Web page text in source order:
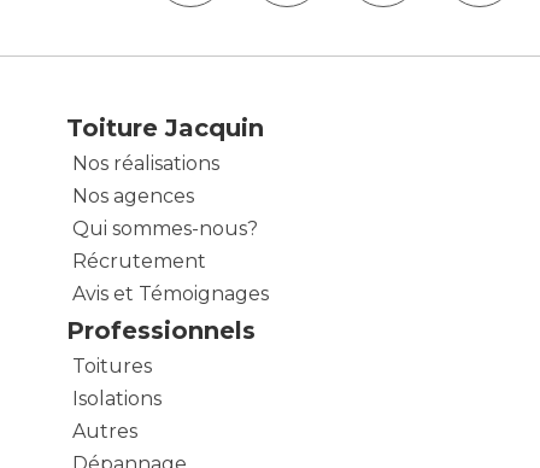
Toiture Jacquin
Nos réalisations
Nos agences
Qui sommes-nous?
Récrutement
Avis et Témoignages
Professionnels
Toitures
Isolations
Autres
Dépannage